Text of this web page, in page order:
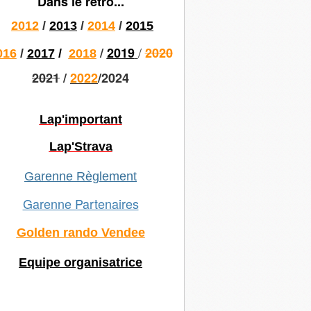
2012 / 2013 / 2014 / 2015
/ 2017/ 2018 / 2019 /2020
2021/2022/2024
Lap'important
Lap'Strava
Garenne Règlement
Garenne Partenaires
Golden rando Vendee
Equipe organisatrice